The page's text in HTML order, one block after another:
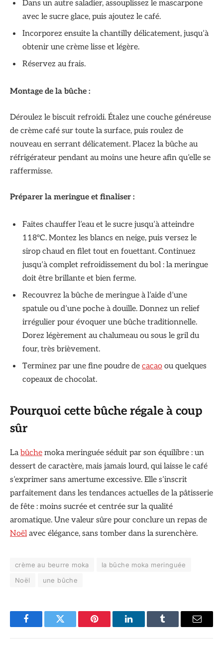
Dans un autre saladier, assouplissez le mascarpone
avec le sucre glace, puis ajoutez le café.
Incorporez ensuite la chantilly délicatement, jusqu’à
obtenir une crème lisse et légère.
Réservez au frais.
Montage de la bûche :
Déroulez le biscuit refroidi. Étalez une couche généreuse
de crème café sur toute la surface, puis roulez de
nouveau en serrant délicatement. Placez la bûche au
réfrigérateur pendant au moins une heure afin qu’elle se
raffermisse.
Préparer la meringue et finaliser :
Faites chauffer l’eau et le sucre jusqu’à atteindre
118°C. Montez les blancs en neige, puis versez le
sirop chaud en filet tout en fouettant. Continuez
jusqu’à complet refroidissement du bol : la meringue
doit être brillante et bien ferme.
Recouvrez la bûche de meringue à l’aide d’une
spatule ou d’une poche à douille. Donnez un relief
irrégulier pour évoquer une bûche traditionnelle.
Dorez légèrement au chalumeau ou sous le gril du
four, très brièvement.
Terminez par une fine poudre de cacao ou quelques
copeaux de chocolat.
Pourquoi cette bûche régale à coup
sûr
La bûche moka meringuée séduit par son équilibre : un
dessert de caractère, mais jamais lourd, qui laisse le café
s’exprimer sans amertume excessive. Elle s’inscrit
parfaitement dans les tendances actuelles de la pâtisserie
de fête : moins sucrée et centrée sur la qualité
aromatique. Une valeur sûre pour conclure un repas de
Noëlavec élégance, sans tomber dans la surenchère.
crème au beurre moka
la bûche moka meringuée
Noël
une bûche
FacebookTwitter Pinterest LinkedInTumblr Email